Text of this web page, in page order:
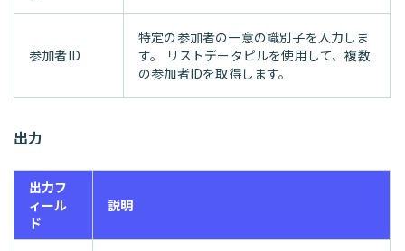
参加者ID
特定の参加者の一意の識別子を入力しま
す。 リストデータピルを使用して、複数
の参加者IDを取得します。
出力
出力フ
ィール
ド
説明